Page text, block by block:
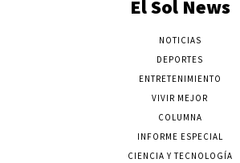
El Sol News
NOTICIAS
DEPORTES
ENTRETENIMIENTO
VIVIR MEJOR
COLUMNA
INFORME ESPECIAL
CIENCIA Y TECNOLOGÍA